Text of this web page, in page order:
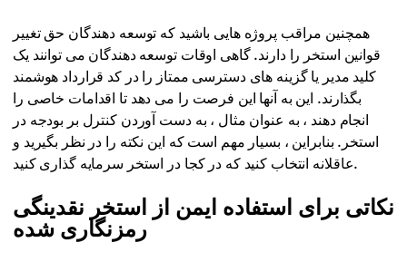
همچنین مراقب پروژه هایی باشید که توسعه دهندگان حق تغییر
قوانین استخر را دارند. گاهی اوقات توسعه دهندگان می توانند یک
کلید مدیر یا گزینه های دسترسی ممتاز را در کد قرارداد هوشمند
بگذارند. این به آنها این فرصت را می دهد تا اقدامات خاصی را
انجام دهند ، به عنوان مثال ، به دست آوردن کنترل بر بودجه در
استخر. بنابراین ، بسیار مهم است که این نکته را در نظر بگیرید و
عاقلانه انتخاب کنید که در کجا در استخر سرمایه گذاری کنید.
نکاتی برای استفاده ایمن از استخر نقدینگی
رمزنگاری شده